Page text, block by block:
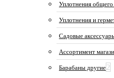
Уплотнения общего
Уплотнения и
Садовые
Ассортимент
Барабаны другие2